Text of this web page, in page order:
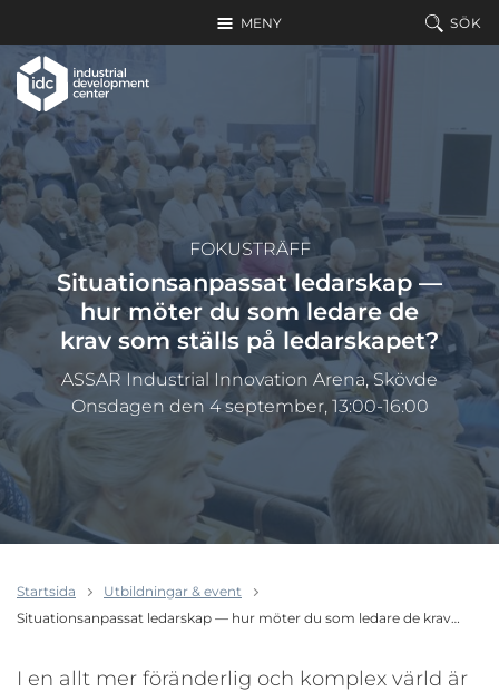
MENY SÖK
FOKUSTRÄFF
Situationsanpassat ledarskap —
hur möter du som ledare de
krav som ställs på ledarskapet?
ASSAR Industrial Innovation Arena, Skövde
Onsdagen den 4 september, 13:00-16:00
Startsida
Utbildningar & event
Situationsanpassat ledarskap — hur möter du som ledare de krav…
I en allt mer föränderlig och komplex värld är